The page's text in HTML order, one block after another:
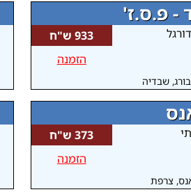
- פ.ס.ז'
933 ש"ח
הזמנה
שבדיה
373 ש"ח
הזמנה
צרפת